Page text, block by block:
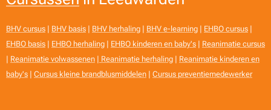
BHV cursus | BHV basis | BHV herhaling | BHV e-learning | EHBO cursus |
EHBO basis | EHBO herhaling | EHBO kinderen en baby's | Reanimatie cursus
| Reanimatie volwassenen | Reanimatie herhaling | Reanimatie kinderen en
baby's | Cursus kleine brandblusmiddelen | Cursus preventiemedewerker